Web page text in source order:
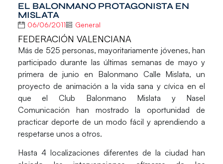
EL BALONMANO PROTAGONISTA EN
MISLATA
06/06/2011 General
FEDERACIÓN VALENCIANA
Más de 525 personas, mayoritariamente jóvenes, han
participado durante las últimas semanas de mayo y
primera de junio en Balonmano Calle Mislata, un
proyecto de animación a la vida sana y cívica en el
que el Club Balonmano Mislata y Nasel
Comunicación han mostrado la oportunidad de
practicar deporte de un modo fácil y aprendiendo a
respetarse unos a otros.
Hasta 4 localizaciones diferentes de la ciudad han